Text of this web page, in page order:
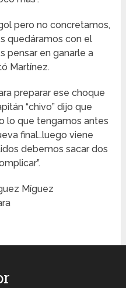
pero no concretamos,
quedáramos con el
pensar en ganarle a
Martínez.
preparar ese choque
“chivo” dijo que
lo que tengamos antes
final…luego viene
debemos sacar dos
Míguez